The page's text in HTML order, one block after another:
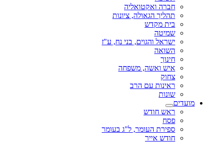
חברה ואקטואליה
תהליך הגאולה, ציונות
בית מקדש
שמיטה
ישראל והגוים, בני נח, ע"ז
השואה
חינוך
איש ואשה, משפחה
צחוק
ראינות עם הרב
שונות
מועדים
ראש חודש
פסח
ספירת העומר, ל"ג בעומר
חודש אייר